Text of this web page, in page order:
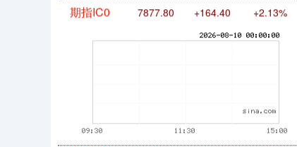
+164.40 +2.13%